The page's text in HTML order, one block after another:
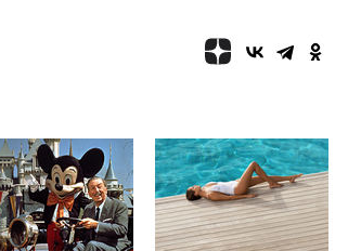
Euractiv: восток
аэропорту Геленджика
введены ограничения
18:21
Зюганов присоединился
к критике «Яблока»